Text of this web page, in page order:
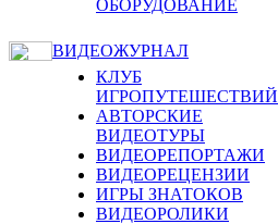
ОБОРУДОВАНИЕ
ВИДЕОЖУРНАЛ
КЛУБ
ИГРОПУТЕШЕСТВИЙ
АВТОРСКИЕ
ВИДЕОТУРЫ
ВИДЕОРЕПОРТАЖИ
ВИДЕОРЕЦЕНЗИИ
ИГРЫ ЗНАТОКОВ
ВИДЕОРОЛИКИ